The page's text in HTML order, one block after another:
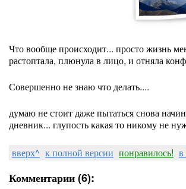
Что вообще происходит... просто жизнь
растоптала, плюнула в лицо, и отняла
Совершенно не знаю что делать....
думаю не стоит даже пытаться снова
дневник... глупость какая то никому не
вверх^ к полной версии понравилось!
Комментарии (6):